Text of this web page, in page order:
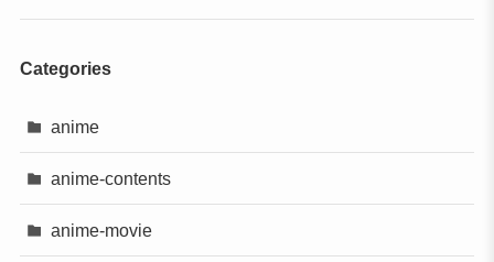
Categories
anime
anime-contents
anime-movie